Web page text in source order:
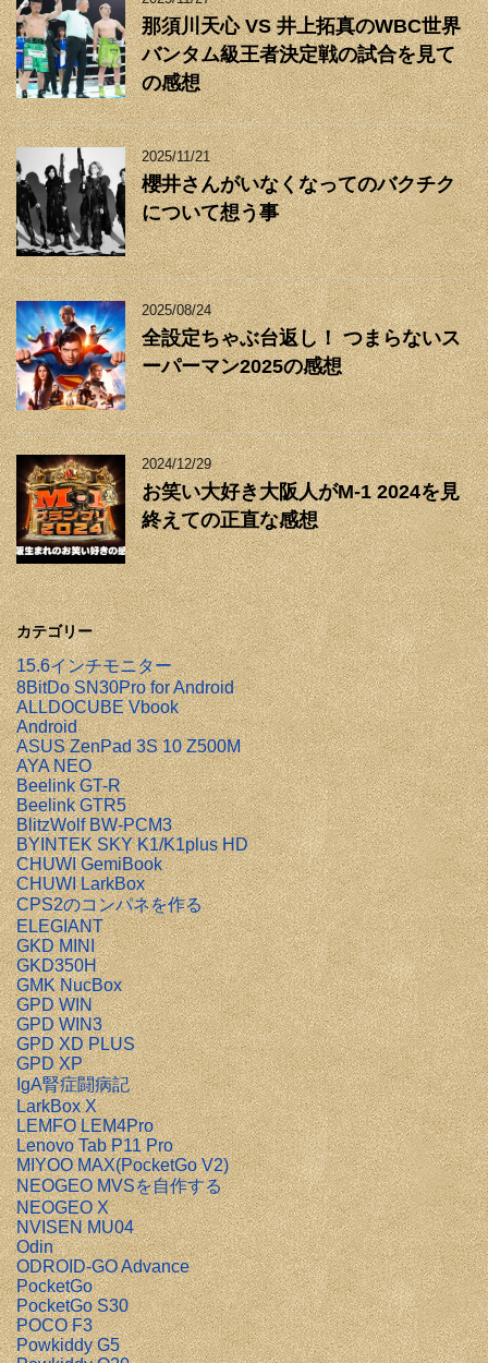
那須川天心 VS 井上拓真のWBC世界
バンタム級王者決定戦の試合を見て
の感想
2025/11/21
櫻井さんがいなくなってのバクチク
について想う事
2025/08/24
全設定ちゃぶ台返し！ つまらないス
ーパーマン2025の感想
2024/12/29
お笑い大好き大阪人がM-1 2024を見
終えての正直な感想
カテゴリー
15.6インチモニター
8BitDo SN30Pro for Android
ALLDOCUBE Vbook
Android
ASUS ZenPad 3S 10 Z500M
AYA NEO
Beelink GT-R
Beelink GTR5
BlitzWolf BW-PCM3
BYINTEK SKY K1/K1plus HD
CHUWI GemiBook
CHUWI LarkBox
CPS2のコンパネを作る
ELEGIANT
GKD MINI
GKD350H
GMK NucBox
GPD WIN
GPD WIN3
GPD XD PLUS
GPD XP
IgA腎症闘病記
LarkBox X
LEMFO LEM4Pro
Lenovo Tab P11 Pro
MIYOO MAX(PocketGo V2)
NEOGEO MVSを自作する
NEOGEO X
NVISEN MU04
Odin
ODROID-GO Advance
PocketGo
PocketGo S30
POCO F3
Powkiddy G5